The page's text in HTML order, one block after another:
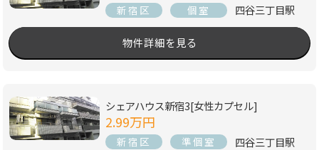
新宿区 個室 四谷三丁目駅
物件詳細を見る
シェアハウス新宿3[女性カプセル]
2.99万円
新宿区 準個室 四谷三丁目駅